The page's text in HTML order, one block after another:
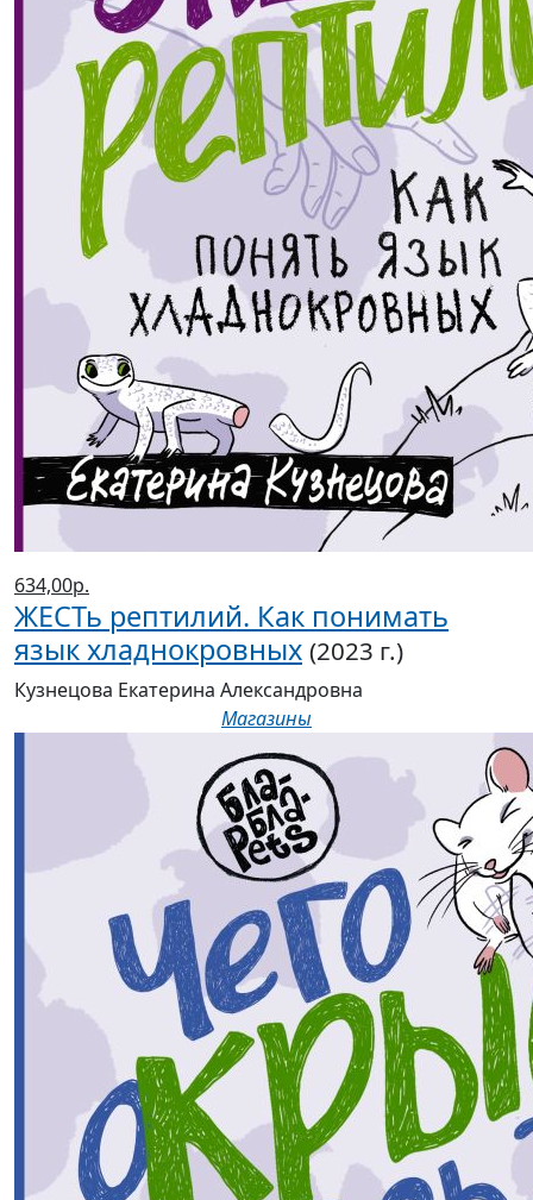
634,00р.
ЖЕСТь рептилий. Как понимать
язык хладнокровных (2023 г.)
Кузнецова Екатерина Александровна
Магазины